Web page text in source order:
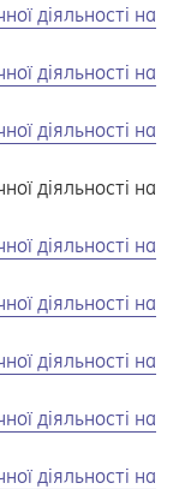
діяльності на
діяльності на
діяльності на
діяльності на
діяльності на
діяльності на
діяльності на
діяльності на
діяльності на